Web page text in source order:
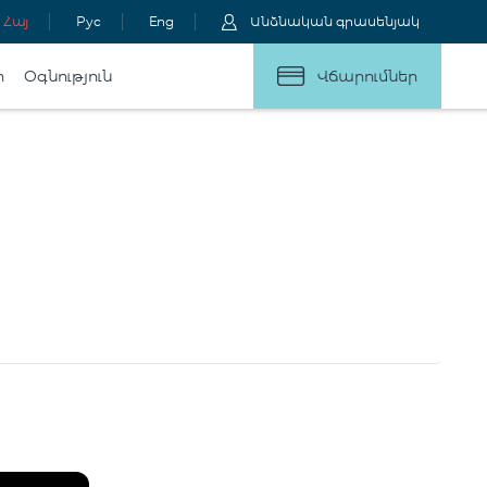
Հայ Рус Eng Անձնական գրասենյակ
Օգնություն Վճարումներ